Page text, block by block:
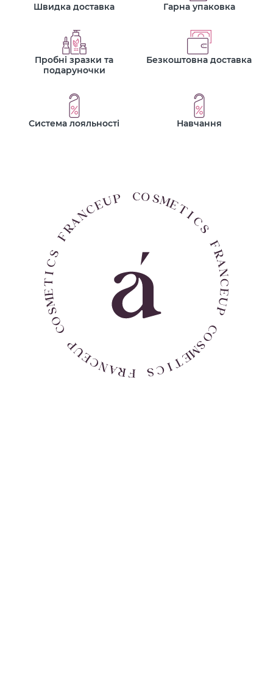
Швидка доставка Гарна упаковка
Пробні зразки та
подаруночки
Безкоштовна доставка
Система лояльності Навчання